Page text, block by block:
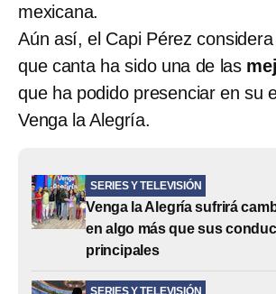
mexicana.
Aún así, el Capi Pérez
que canta ha sido una de las
que ha podido presenciar en su
Venga la Alegría.
SERIES Y TELEVISIÓN
Venga la Alegría sufrirá
en algo más que sus
principales
SERIES Y TELEVISIÓN